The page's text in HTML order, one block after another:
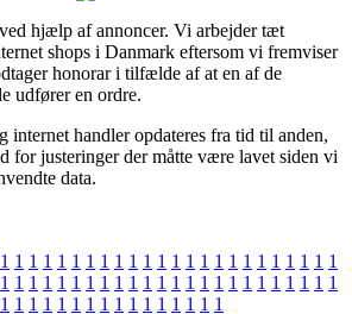
hjælp af annoncer. Vi arbejder tæt
shops i Danmark eftersom vi fremviser
honorar i tilfælde af at en af de
udfører en ordre.
internet handler opdateres fra tid til anden,
for justeringer der måtte være lavet siden vi
data.
1 1 1 1 1 1 1 1 1 1 1 1 1 1 1 1 1 1 1 1 1 1 1 1
1 1 1 1 1 1 1 1 1 1 1 1 1 1 1 1 1 1 1 1 1 1 1 1
1 1 1 1 1 1 1 1 1 1 1 1 1 1 1 1